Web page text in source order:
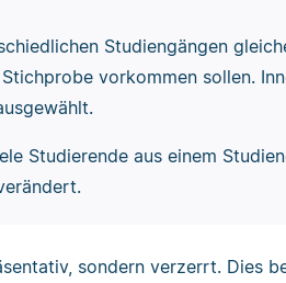
Studiengängen
vorkommen sollen.
Studierende aus einem
sondern verzerrt. Dies